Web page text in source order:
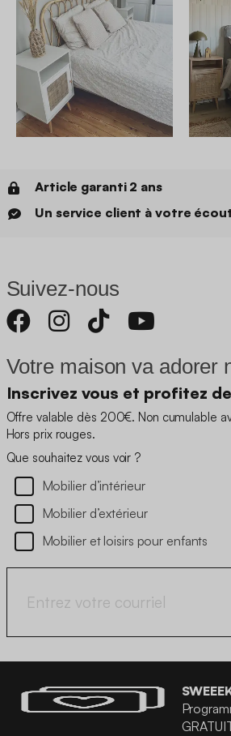
Article garanti 2 ans
Un service client à votre
Suivez-nous
Votre maison va adorer
Inscrivez vous et profitez
Offre valable dès 200€. Non cumulable
Hors prix rouges.
Que souhaitez vous voir ?
Mobilier d’intérieur
Mobilier d’extérieur
Mobilier et loisirs pour enfants